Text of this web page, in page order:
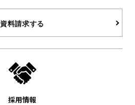
資料請求する
採用情報